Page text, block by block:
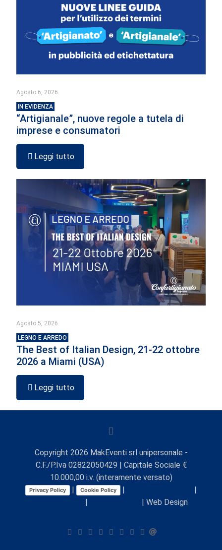
Agosto 6, 2026
IN EVIDENZA
“Artigianale”, nuove regole a tutela di
imprese e consumatori
Leggi tutto
Agosto 5, 2026
LEGNO E ARREDO
The Best of Italian Design, 21-22 ottobre
2026 a Miami (USA)
Leggi tutto
Copyright 2026 MakEventi srl unipersonale -
C.F./P.Iva 02822050429 | Capitale Sociale €
10.000,00 i.v. (interamente versato)
Privacy Policy | Cookie Policy |
|
|
| Web Design